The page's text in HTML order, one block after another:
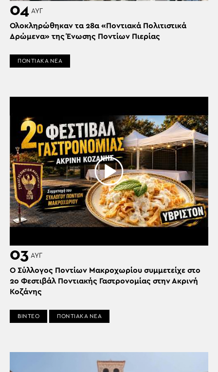
04 ΑΥΓ
Ολοκληρώθηκαν τα 28α «Ποντιακά Πολιτιστικά
Δρώμενα» της Ένωσης Ποντίων Πιερίας
ΠΟΝΤΙΑΚΑ ΝΕΑ
03 ΑΥΓ
Ο Σύλλογος Ποντίων Μακροχωρίου συμμετείχε στο
2ο Φεστιβάλ Ποντιακής Γαστρονομίας στην Ακρινή
Κοζάνης
ΒΙΝΤΕΟ ΠΟΝΤΙΑΚΑ ΝΕΑ